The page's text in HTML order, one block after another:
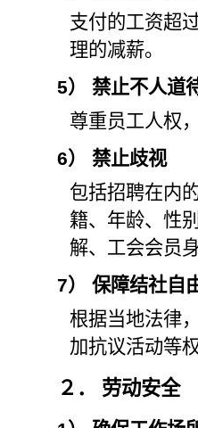
支付的工资超
理的减薪。
5） 禁止不人道
尊重员工人权
6） 禁止歧视
包括招聘在内
籍、年龄、性
解、工会会员
7） 保障结社自
根据当地法律
加抗议活动等
２． 劳动安全